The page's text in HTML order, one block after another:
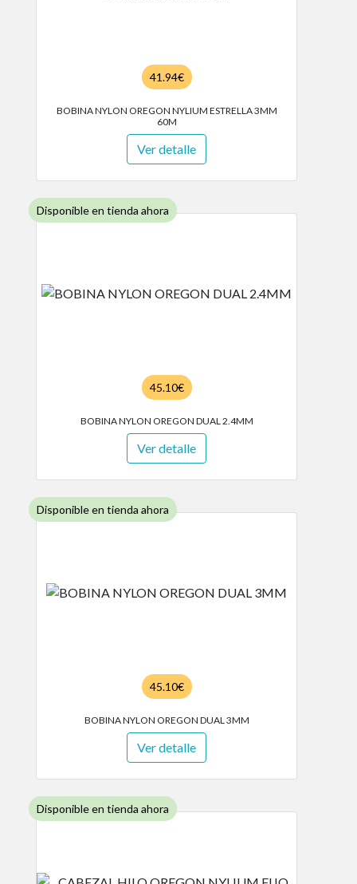
41.94€
BOBINA NYLON OREGON NYLIUM ESTRELLA 3MM
60M
Ver detalle
Disponible en tienda ahora
45.10€
BOBINA NYLON OREGON DUAL 2.4MM
Ver detalle
Disponible en tienda ahora
45.10€
BOBINA NYLON OREGON DUAL 3MM
Ver detalle
Disponible en tienda ahora